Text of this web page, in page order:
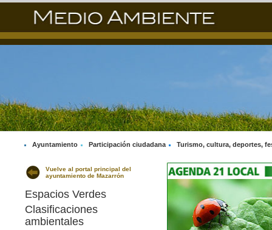
Ayuntamiento Participación ciudadana Turismo, cultura, deportes,
Vuelve al portal principal del
ayuntamiento de Mazarrón
Espacios Verdes
Clasificaciones
ambientales